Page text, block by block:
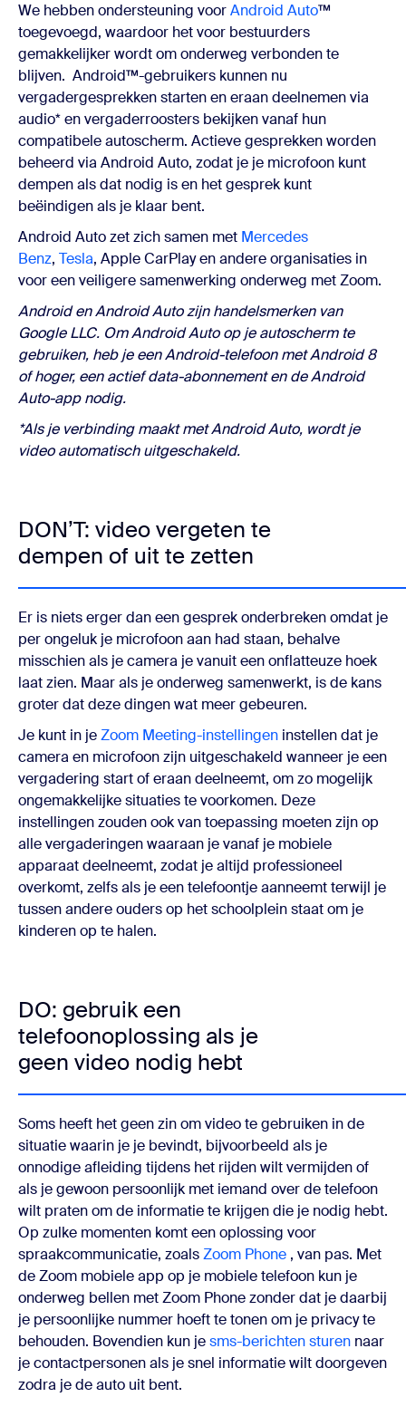
We hebben ondersteuning voorAndroid Auto™
toegevoegd, waardoor het voor bestuurders
gemakkelijker wordt om onderweg verbonden te
blijven. Android™-gebruikers kunnen nu
vergadergesprekken starten en eraan deelnemen via
audio* en vergaderroosters bekijken vanaf hun
compatibele autoscherm. Actieve gesprekken worden
beheerd via Android Auto, zodat je je microfoon kunt
dempen als dat nodig is en het gesprek kunt
beëindigen als je klaar bent.
Android Auto zet zich samen met Mercedes
Benz, Tesla, Apple CarPlay en andere organisaties in
voor een veiligere samenwerking onderweg met Zoom.
Android en Android Auto zijn handelsmerken van
Google LLC. Om Android Auto op je autoscherm te
gebruiken, heb je een Android-telefoon met Android 8
of hoger, een actief data-abonnement en de Android
Auto-app nodig.
*Als je verbinding maakt met Android Auto, wordt je
video automatisch uitgeschakeld.
DON’T: video vergeten te
dempen of uit te zetten
Er is niets erger dan een gesprek onderbreken omdat je
per ongeluk je microfoon aan had staan, behalve
misschien als je camera je vanuit een onflatteuze hoek
laat zien. Maar als je onderweg samenwerkt, is de kans
groter dat deze dingen wat meer gebeuren.
Je kunt in jeZoom Meeting-instellingen instellen dat je
camera en microfoon zijn uitgeschakeld wanneer je een
vergadering start of eraan deelneemt, om zo mogelijk
ongemakkelijke situaties te voorkomen. Deze
instellingen zouden ook van toepassing moeten zijn op
alle vergaderingen waaraan je vanaf je mobiele
apparaat deelneemt, zodat je altijd professioneel
overkomt, zelfs als je een telefoontje aanneemt terwijl je
tussen andere ouders op het schoolplein staat om je
kinderen op te halen.
DO: gebruik een
telefoonoplossing als je
geen video nodig hebt
Soms heeft het geen zin om video te gebruiken in de
situatie waarin je je bevindt, bijvoorbeeld als je
onnodige afleiding tijdens het rijden wilt vermijden of
als je gewoon persoonlijk met iemand over de telefoon
wilt praten om de informatie te krijgen die je nodig hebt.
Op zulke momenten komt een oplossing voor
spraakcommunicatie, zoalsZoom Phone , van pas. Met
de Zoom mobiele app op je mobiele telefoon kun je
onderweg bellen met Zoom Phone zonder dat je daarbij
je persoonlijke nummer hoeft te tonen om je privacy te
behouden. Bovendien kun jesms-berichten sturen naar
je contactpersonen als je snel informatie wilt doorgeven
zodra je de auto uit bent.